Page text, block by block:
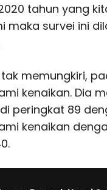
tahun yang
maka survei ini
memungkiri,
kenaikan. Dia
peringkat 89
kenaikan